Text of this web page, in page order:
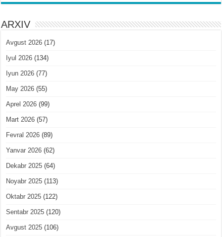
ARXIV
Avgust 2026 (17)
Iyul 2026 (134)
Iyun 2026 (77)
May 2026 (55)
Aprel 2026 (99)
Mart 2026 (57)
Fevral 2026 (89)
Yanvar 2026 (62)
Dekabr 2025 (64)
Noyabr 2025 (113)
Oktabr 2025 (122)
Sentabr 2025 (120)
Avgust 2025 (106)